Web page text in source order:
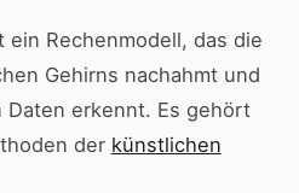
Rechenmodell, das die
Gehirns nachahmt und
erkennt. Es gehört
der künstlichen